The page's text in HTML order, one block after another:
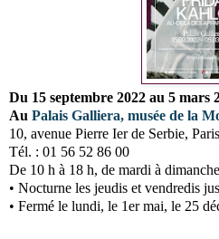
Du 15 septembre 2022 au 5 mars
Au Palais Galliera, musée de la
10, avenue Pierre Ier de Serbie,
Tél. : 01 56 52 86 00
De 10 h à 18 h, de mardi à dimanche
• Nocturne les jeudis et vendredis
• Fermé le lundi, le 1er mai, le 25